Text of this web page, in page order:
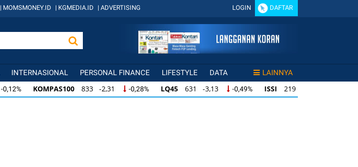
| MOMSMONEY.ID | KGMEDIA.ID | ADVERTISING LOGIN DAFTAR
INTERNASIONAL PERSONAL FINANCE LIFESTYLE DATA LAINNYA
-0,12% KOMPAS100 833 -2,31 -0,28% LQ45 631 -3,13 -0,49% ISSI 219 -0,63
-0,12% KOMPAS100 833 -2,31 -0,28% LQ45 631 -3,13 -0,49% ISSI 219 -0,63